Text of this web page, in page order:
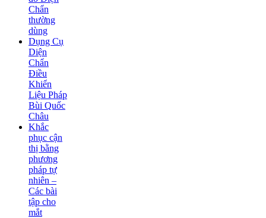
Chẩn
thường
dùng
Dụng Cụ
Diện
Chẩn
Điều
Khiển
Liệu Pháp
Bùi Quốc
Châu
Khắc
phục cận
thị bằng
phương
pháp tự
nhiên –
Các bài
tập cho
mắt